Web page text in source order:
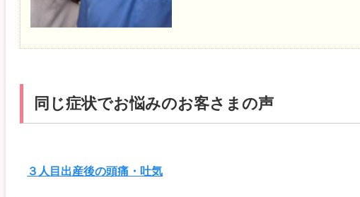
同じ症状でお悩みのお客さまの声
３人目出産後の頭痛・吐気